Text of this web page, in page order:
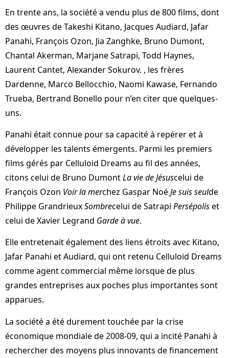
En trente ans, la société a vendu plus de 800 films, dont
des œuvres de Takeshi Kitano, Jacques Audiard, Jafar
Panahi, François Ozon, Jia Zanghke, Bruno Dumont,
Chantal Akerman, Marjane Satrapi, Todd Haynes,
Laurent Cantet, Alexander Sokurov. , les frères
Dardenne, Marco Bellocchio, Naomi Kawase, Fernando
Trueba, Bertrand Bonello pour n’en citer que quelques-
uns.
Panahi était connue pour sa capacité à repérer et à
développer les talents émergents. Parmi les premiers
films gérés par Celluloid Dreams au fil des années,
citons celui de Bruno DumontLa vie de Jésuscelui de
François Ozon Voir la merchez Gaspar NoéJe suis seulde
Philippe GrandrieuxSombrecelui de Satrapi Persépoliset
celui de Xavier Legrand Garde à vue.
Elle entretenait également des liens étroits avec Kitano,
Jafar Panahi et Audiard, qui ont retenu Celluloid Dreams
comme agent commercial même lorsque de plus
grandes entreprises aux poches plus importantes sont
apparues.
La société a été durement touchée par la crise
économique mondiale de 2008-09, qui a incité Panahi à
rechercher des moyens plus innovants de financement